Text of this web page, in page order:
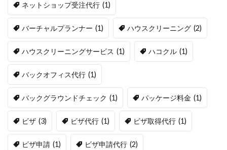
ネットショップ受注代行 (1)
バーチャルプランナー (1) ハウスクリーニング (2)
ハウスクリーニングサービス (1) ハコクル (1)
バックオフィス代行 (1)
バックグラウンドチェック (1) パッケージ料金 (1)
ビザ (3) ビザ代行 (1) ビザ取得代行 (1)
ビザ申請 (1) ビザ申請代行 (2)